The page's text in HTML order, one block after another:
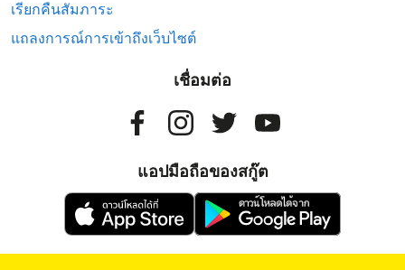
เรียกคืนสัมภาระ
แถลงการณ์การเข้าถึงเว็บไซต์
เชื่อมต่อ
แอปมือถือของสกู๊ต